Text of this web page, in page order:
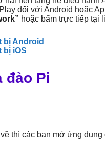
đối với Android hoặc
hoặc bấm trực tiếp tại
bị Android
bị iOS
đào Pi
thì các bạn mở ứng